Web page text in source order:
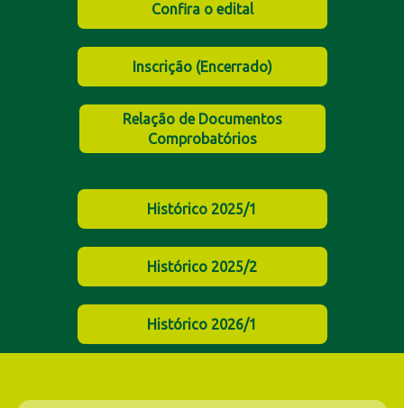
Confira o edital
Inscrição (Encerrado)
Relação de Documentos
Comprobatórios
Histórico 2025/1
Histórico 2025/2
Histórico 2026/1